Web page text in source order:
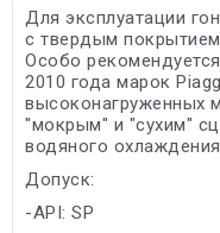
Для эксплуатации
с твердым
Особо
2010 года марок
высоконагруженных
"мокрым" и "сухим"
водяного охлаждения.
Допуск:
-API: SP